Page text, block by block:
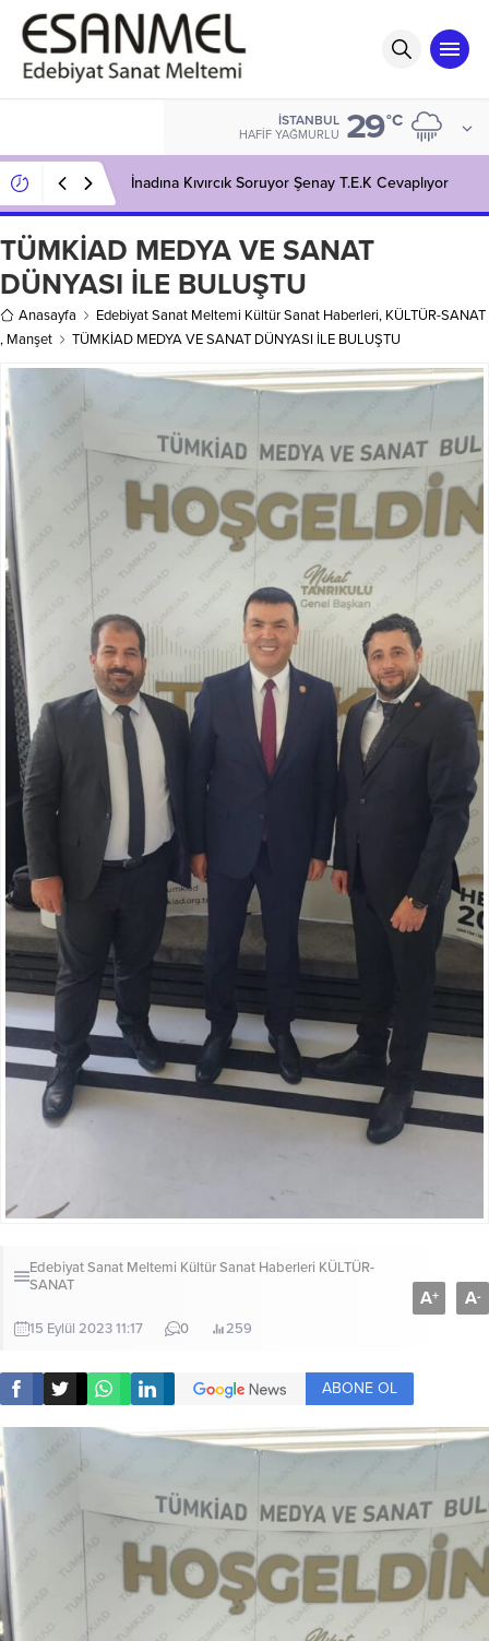
İSTANBUL
HAFIF YAĞMURLU 29°C
İnadına Kıvırcık Soruyor Şenay T.E.K Cevaplıyor
TÜMKİAD MEDYA VE SANAT
DÜNYASI İLE BULUŞTU
Anasayfa Edebiyat Sanat Meltemi Kültür Sanat Haberleri, KÜLTÜR-SANAT
, Manşet TÜMKİAD MEDYA VE SANAT DÜNYASI İLE BULUŞTU
Edebiyat Sanat Meltemi Kültür Sanat Haberleri KÜLTÜR-
SANAT
15 Eylül 2023 11:17 0 259
A+ A-
ABONE OL